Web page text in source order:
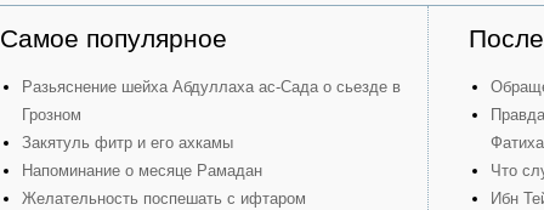
Самое популярное
Разьяснение шейха Абдуллаха ас-Сада о сьезде в
Грозном
Закятуль фитр и его ахкамы
Напоминание о месяце Рамадан
Желательность поспешать с ифтаром
Что
Ибн